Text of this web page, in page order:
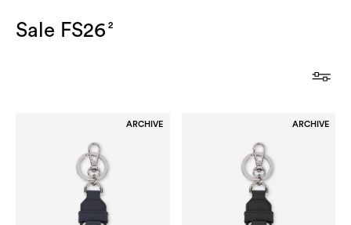
Sale FS26 2
ARCHIVE ARCHIVE